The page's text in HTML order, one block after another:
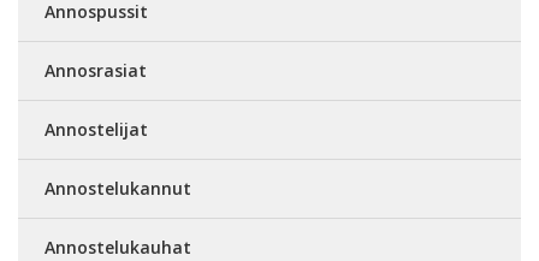
Annospussit
Annosrasiat
Annostelijat
Annostelukannut
Annostelukauhat